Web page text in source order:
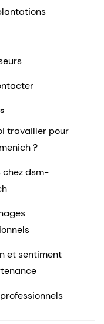
travailler pour
?
chez dsm-
et sentiment